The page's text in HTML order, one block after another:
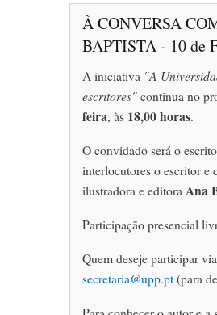
À CONVERSA
BAPTISTA - 10 de
A iniciativa "A
escritores"continua no
feira, às 18,00 horas.
O convidado será o
interlocutores o escritor
ilustradora e editoraAna
Participação presencial
Quem deseje participar
secretaria@upp.pt(para